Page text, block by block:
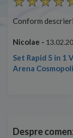
Conform
Nicolae -
Set Rapid 5 in 1
Arena
Despre